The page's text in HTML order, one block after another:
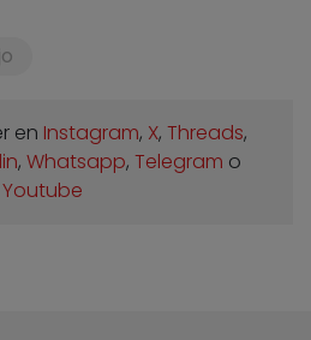
en Instagram, X, Threads,
, Whatsapp, Telegram o
Youtube